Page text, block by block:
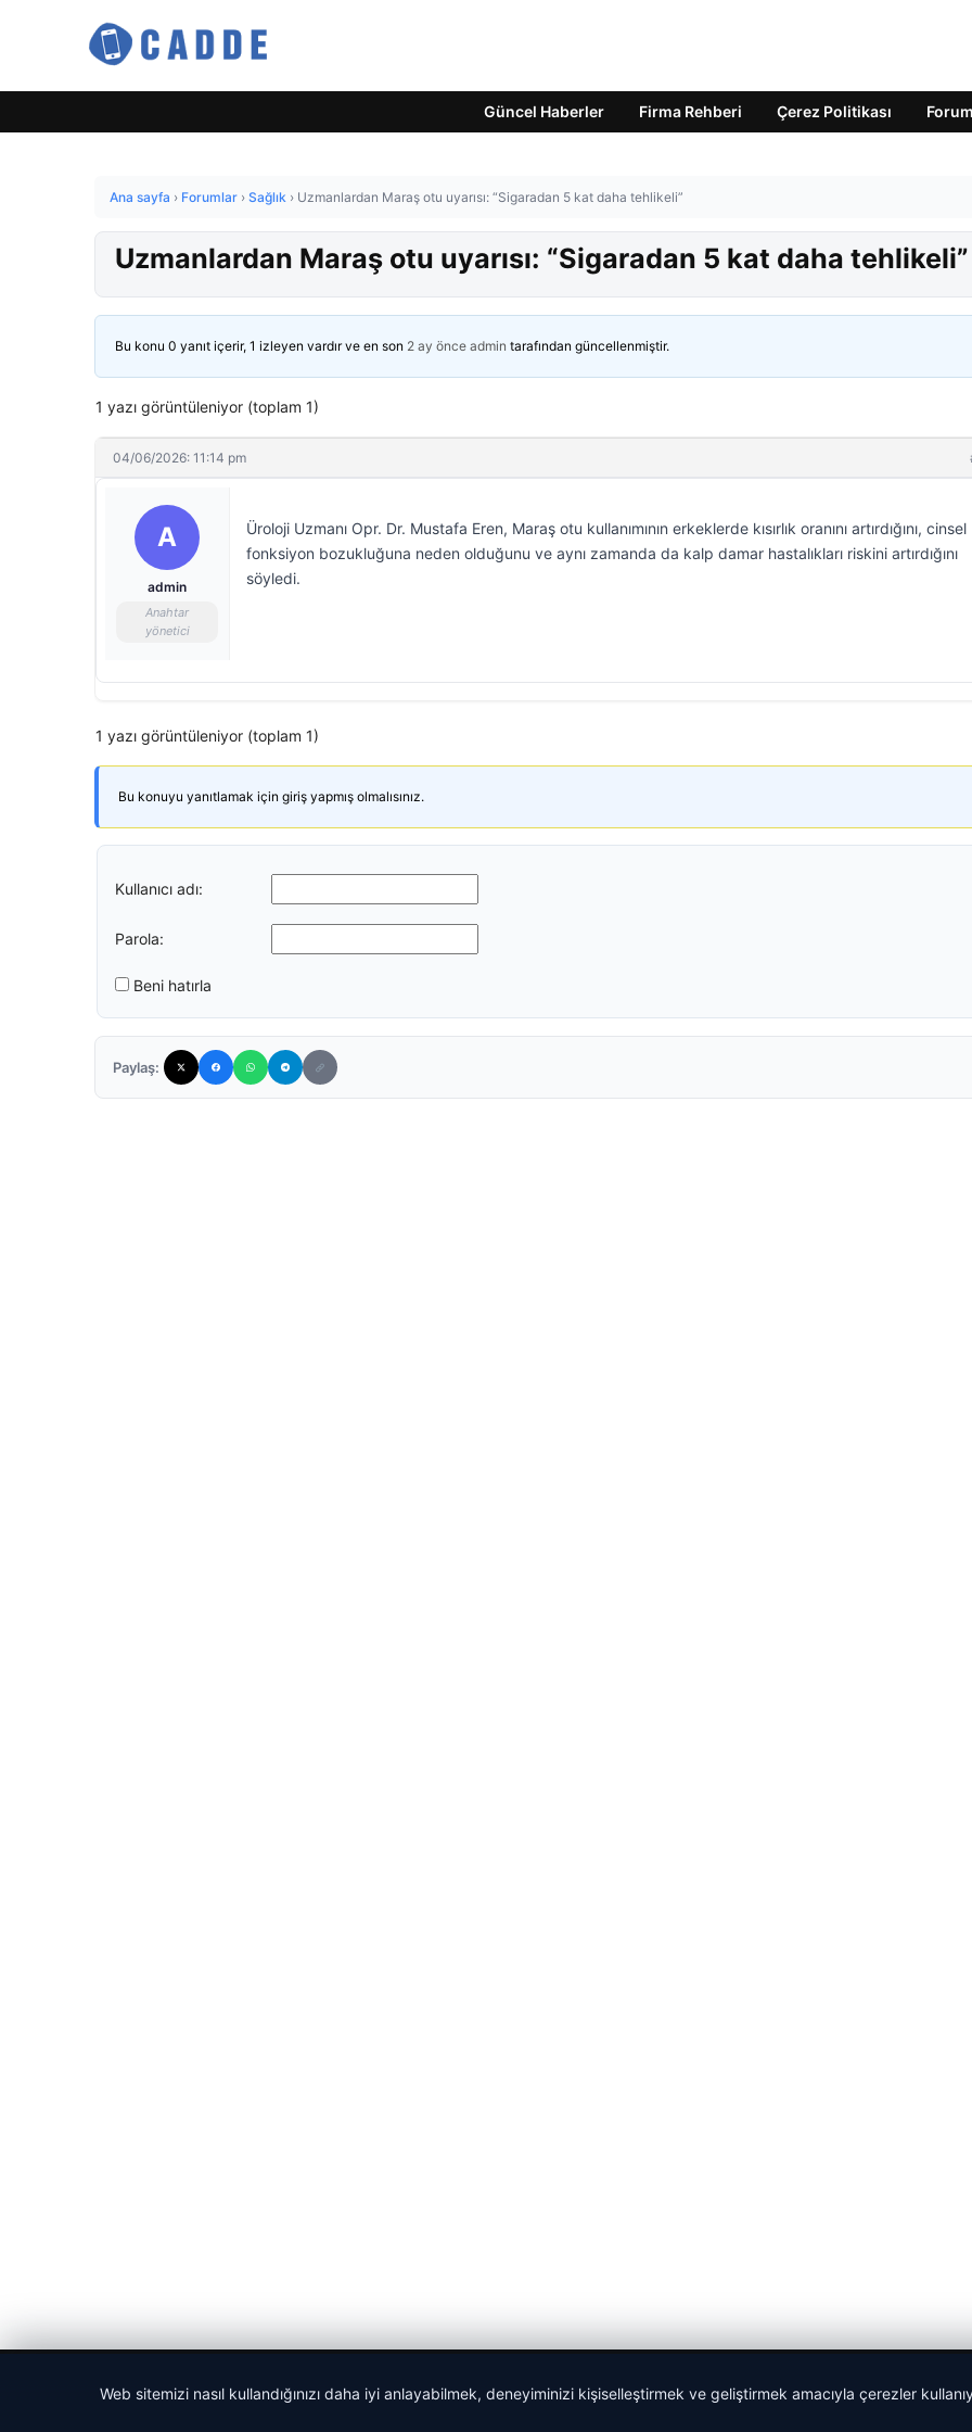
Güncel Haberler Firma Rehberi Çerez Politikası Forum
Ana sayfa › Forumlar › Sağlık › Uzmanlardan Maraş otu uyarısı: “Sigaradan 5 kat daha tehlikeli”
Uzmanlardan Maraş otu uyarısı: “Sigaradan 5 kat daha tehlikeli”
Bu konu 0 yanıt içerir, 1 izleyen vardır ve en son 2 ay önce admin tarafından güncellenmiştir.
1 yazı görüntüleniyor (toplam 1)
04/06/2026: 11:14 pm
A
admin
Anahtar
yönetici
Üroloji Uzmanı Opr. Dr. Mustafa Eren, Maraş otu kullanımının erkeklerde kısırlık oranını artırdığını, cinsel
fonksiyon bozukluğuna neden olduğunu ve aynı zamanda da kalp damar hastalıkları riskini artırdığını
söyledi.
1 yazı görüntüleniyor (toplam 1)
Bu konuyu yanıtlamak için giriş yapmış olmalısınız.
Kullanıcı adı:
Parola:
Beni hatırla
Paylaş:
Web sitemizi nasıl kullandığınızı daha iyi anlayabilmek, deneyiminizi kişiselleştirmek ve geliştirmek amacıyla çerezler